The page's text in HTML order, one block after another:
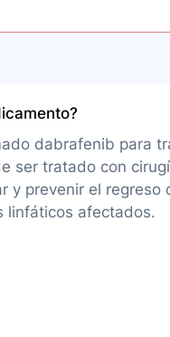
dabrafenib para
ser tratado con
y prevenir el regreso
linfáticos afectados.
(1 hora antes o 2